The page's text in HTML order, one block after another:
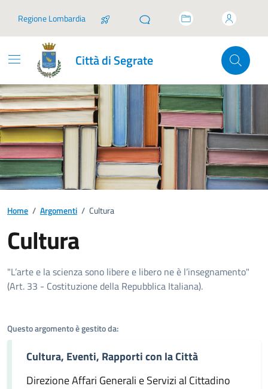
Regione Lombardia
Città di Segrate
Home / Argomenti / Cultura
Cultura
Dettagli dell'argomento
"L’arte e la scienza sono libere e libero ne è l’insegnamento"
(Art. 33 - Costituzione della Repubblica Italiana).
Questo argomento è gestito da:
Cultura, Eventi, Rapporti con la Città
Direzione Affari Generali e Servizi al Cittadino